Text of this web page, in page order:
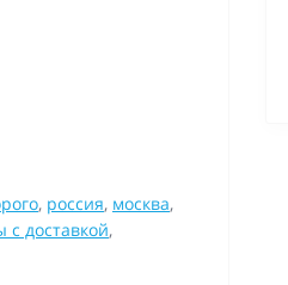
, россия, москва,
с доставкой,